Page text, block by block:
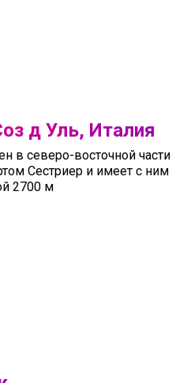
д Уль, Италия
в северо-восточной
Сестриер и имеет с ним
2700 м